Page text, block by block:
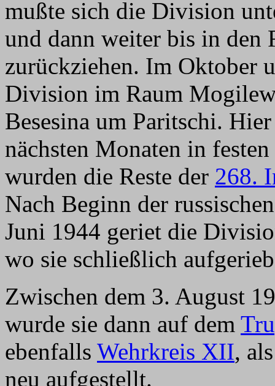
mußte sich die Division
und dann weiter bis in den
zurückziehen. Im Oktober
Division im Raum
Besesina um Paritschi.
nächsten Monaten in
wurden die Reste der 268.
Nach Beginn der
Juni 1944 geriet die
wo sie schließlich
Zwischen dem 3. August
wurde sie dann auf dem
ebenfalls Wehrkreis XII,
neu aufgestellt.